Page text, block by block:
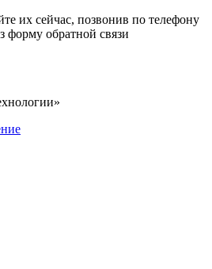
их сейчас, позвонив по телефону
форму обратной связи